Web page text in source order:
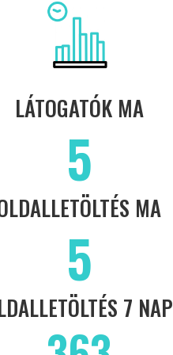
LÁTOGATÓK MA
5
MA
5
7 NAP